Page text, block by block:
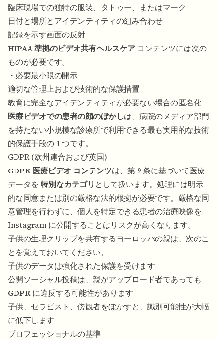
臨床現場での独特の服装、タトゥー、またはマーク
日付と場所とアイデンティティの組み合わせ
記録を示す画面の反射
HIPAA 準拠のビデオ共有ヘルスケア コンテンツには次の
ものが必要です。
・必要最小限の開示
適切な管理上および技術的な保護措置
教育に完全なアイデンティティが必要ない場合の匿名化
医療ビデオでの患者の顔のぼかしは、病院のメディア部門
を持たない小規模な診療所で利用できる最も実用的な技術
的保護手段の 1 つです。
GDPR (欧州連合および英国)
GDPR 医療ビデオ コンテンツは、第 9 条に基づいて医療
データを 特別なカテゴリ として扱います。処理には明示
的な同意または別の厳格な法的根拠が必要です。厳格な同
意管理を行わずに、個人を特定できる患者の治療映像を
Instagram に公開することはリスクが高くなります。
子供の生理クリップを共有するヨーロッパの親は、次のこ
とを覚えておいてください。
子供のデータは強化された保護を受けます
公開ソーシャル投稿は、親がアップロード者であっても
GDPR に違反する可能性があります
子供、セラピスト、傍観者をぼかすと、識別可能性が大幅
に低下します
プロフェッショナルの基準